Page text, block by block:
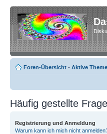
Foren-Übersicht • Aktive
Häufig gestellte
Registrierung und Anmeldung
Warum kann ich mich nicht